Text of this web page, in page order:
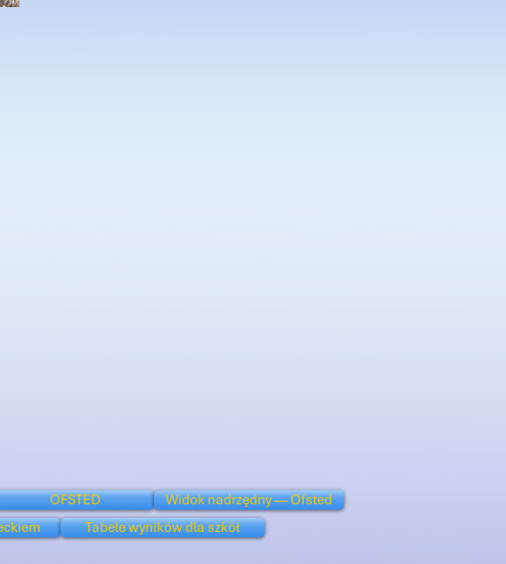
OFSTED
Widok nadrzędny — Ofsted
Tabele wyników dla szkół